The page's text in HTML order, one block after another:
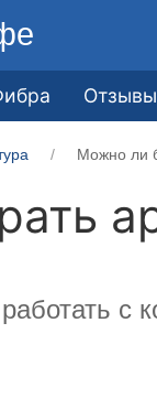
Отзывы
Можно ли
с